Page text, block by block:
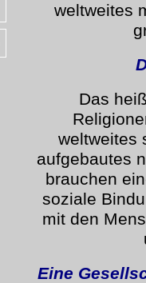
weltweites
Das
weltweites
aufgebautes
brauchen
soziale
mit den
Eine